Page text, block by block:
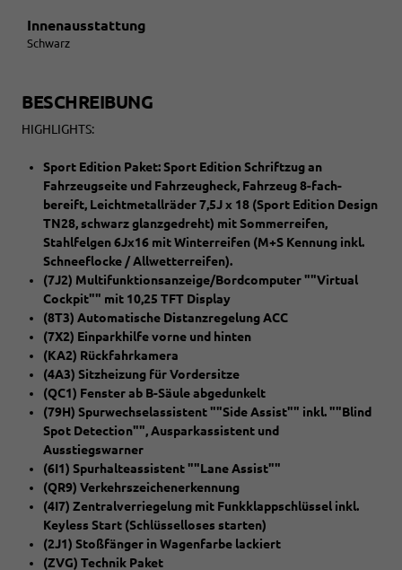
Innenausstattung
Schwarz
BESCHREIBUNG
HIGHLIGHTS:
Sport Edition Paket: Sport Edition Schriftzug an
Fahrzeugseite und Fahrzeugheck, Fahrzeug 8-fach-
bereift, Leichtmetallräder 7,5J x 18 (Sport Edition Design
TN28, schwarz glanzgedreht) mit Sommerreifen,
Stahlfelgen 6Jx16 mit Winterreifen (M+S Kennung inkl.
Schneeflocke / Allwetterreifen).
(7J2) Multifunktionsanzeige/Bordcomputer ""Virtual
Cockpit"" mit 10,25 TFT Display
(8T3) Automatische Distanzregelung ACC
(7X2) Einparkhilfe vorne und hinten
(KA2) Rückfahrkamera
(4A3) Sitzheizung für Vordersitze
(QC1) Fenster ab B-Säule abgedunkelt
(79H) Spurwechselassistent ""Side Assist"" inkl. ""Blind
Spot Detection"", Ausparkassistent und
Ausstiegswarner
(6I1) Spurhalteassistent ""Lane Assist""
(QR9) Verkehrszeichenerkennung
(4I7) Zentralverriegelung mit Funkklappschlüssel inkl.
Keyless Start (Schlüsselloses starten)
(2J1) Stoßfänger in Wagenfarbe lackiert
(ZVG) Technik Paket